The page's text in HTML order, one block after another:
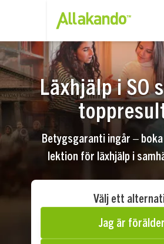
Läxhjälp i SO
Betygsgaranti ingår –
lektion för läxhjälp i
Välj ett
Jag är förälder